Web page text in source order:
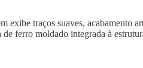
exibe traços suaves, acabamento
ferro moldado integrada à